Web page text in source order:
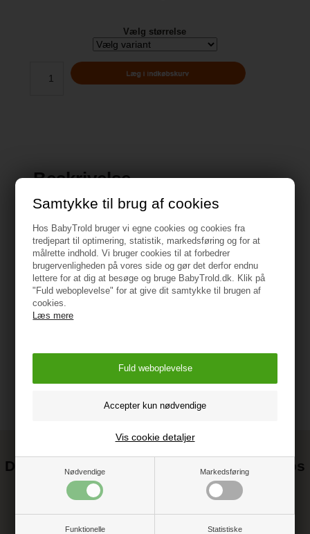
Samtykke til brug af cookies
Hos BabyTrold bruger vi egne cookies og cookies fra
tredjepart til optimering, statistik, markedsføring og for at
målrette indhold. Vi bruger cookies til at forbedrer
brugervenligheden på vores side og gør det derfor endnu
lettere for at dig at besøge og bruge BabyTrold.dk. Klik på
"Fuld weboplevelse" for at give dit samtykke til brugen af
cookies.
Læs mere
Nødvendige Markedsføring
Funktionelle Statistiske
Vis cookie detaljer
Vælg størrelse
Beskrivelse
Specifikationer
Vejledning
Det kan blive endnu billigere at handle hos
Tilmeld dig vores nyhedsbrev og gå ikke glip af gode tilbud